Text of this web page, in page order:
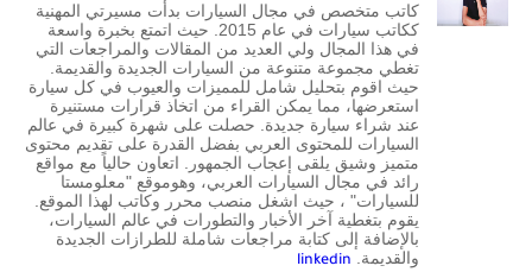
كاتب متخصص في مجال السيارات بدأت مسيرتي المهنية
ككاتب سيارات في عام 2015. حيث اتمتع بخبرة واسعة
في هذا المجال ولي العديد من المقالات والمراجعات التي
تغطي مجموعة متنوعة من السيارات الجديدة والقديمة.
حيث اقوم بتحليل شامل للمميزات والعيوب في كل سيارة
استعرضها، مما يمكن القراء من اتخاذ قرارات مستنيرة
عند شراء سيارة جديدة. حصلت على شهرة كبيرة في عالم
السيارات للمحتوى العربي بفضل القدرة على تقديم محتوى
متميز وشيق يلقى إعجاب الجمهور. اتعاون حالياً مع مواقع
رائد في مجال السيارات العربي، وهوموقع "معلومستا
للسيارات" ، حيث اشغل منصب محرر وكاتب لهذا الموقع.
يقوم بتغطية آخر الأخبار والتطورات في عالم السيارات،
بالإضافة إلى كتابة مراجعات شاملة للطرازات الجديدة
والقديمة. linkedin